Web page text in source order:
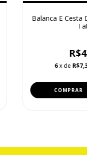
Balanca E Cesta
6x de